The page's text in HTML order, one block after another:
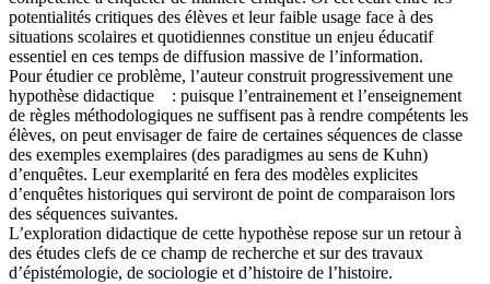
potentialités critiques des élèves et leur faible usage face à des
situations scolaires et quotidiennes constitue un enjeu éducatif
essentiel en ces temps de diffusion massive de l’information.
Pour étudier ce problème, l’auteur construit progressivement une
hypothèse didactique : puisque l’entrainement et l’enseignement
de règles méthodologiques ne suffisent pas à rendre compétents les
élèves, on peut envisager de faire de certaines séquences de classe
des exemples exemplaires (des paradigmes au sens de Kuhn)
d’enquêtes. Leur exemplarité en fera des modèles explicites
d’enquêtes historiques qui serviront de point de comparaison lors
des séquences suivantes.
L’exploration didactique de cette hypothèse repose sur un retour à
des études clefs de ce champ de recherche et sur des travaux
d’épistémologie, de sociologie et d’histoire de l’histoire.